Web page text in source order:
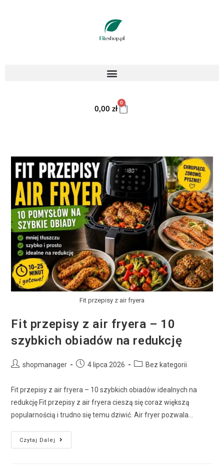
0,00 zł
0
Fit przepisy z air fryera
Fit przepisy z air fryera – 10
szybkich obiadów na redukcję
shopmanager 4 lipca 2026 Bez kategorii
Fit przepisy z air fryera – 10 szybkich obiadów idealnych na
redukcję Fit przepisy z air fryera cieszą się coraz większą
popularnością i trudno się temu dziwić. Air fryer pozwala…
Czytaj Dalej